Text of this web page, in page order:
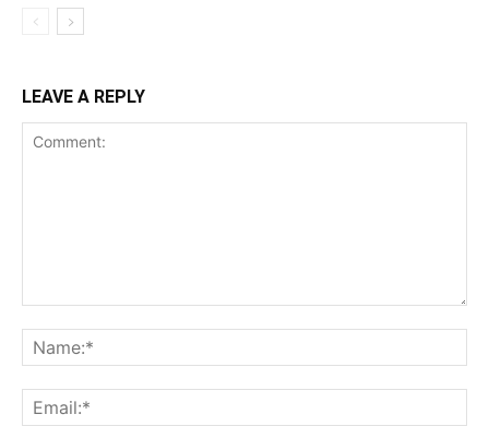
LEAVE A REPLY